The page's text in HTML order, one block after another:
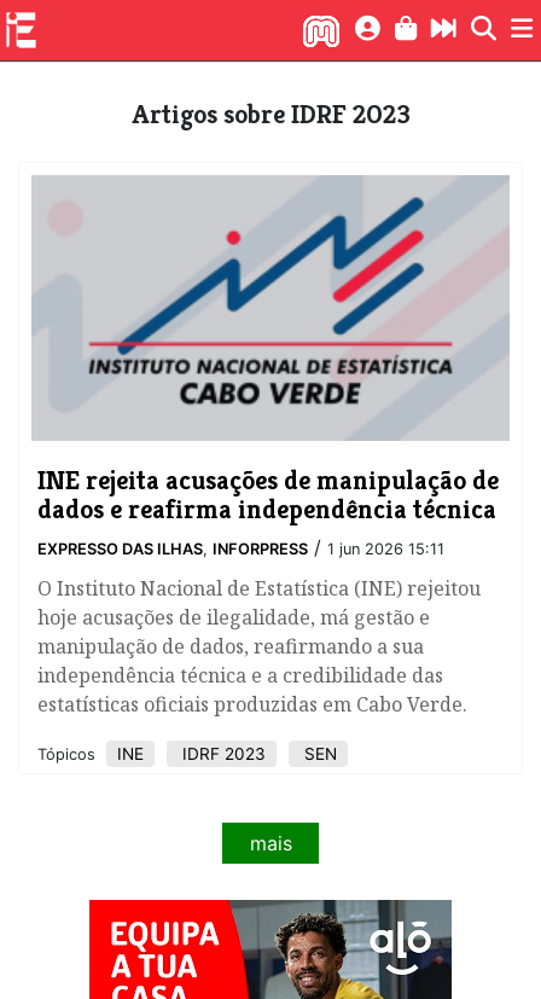
Artigos sobre IDRF 2023
​INE rejeita acusações de manipulação de
dados e reafirma independência técnica
EXPRESSO DAS ILHAS, INFORPRESS / 1 jun 2026 15:11
O Instituto Nacional de Estatística (INE) rejeitou
hoje acusações de ilegalidade, má gestão e
manipulação de dados, reafirmando a sua
independência técnica e a credibilidade das
estatísticas oficiais produzidas em Cabo Verde.
Tópicos INE IDRF 2023 SEN
mais